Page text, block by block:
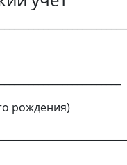
рождения)